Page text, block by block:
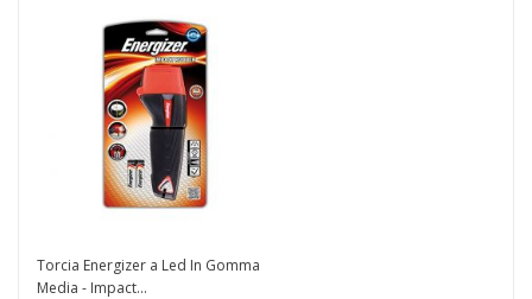
Torcia Energizer a Led In Gomma
Media - Impact...